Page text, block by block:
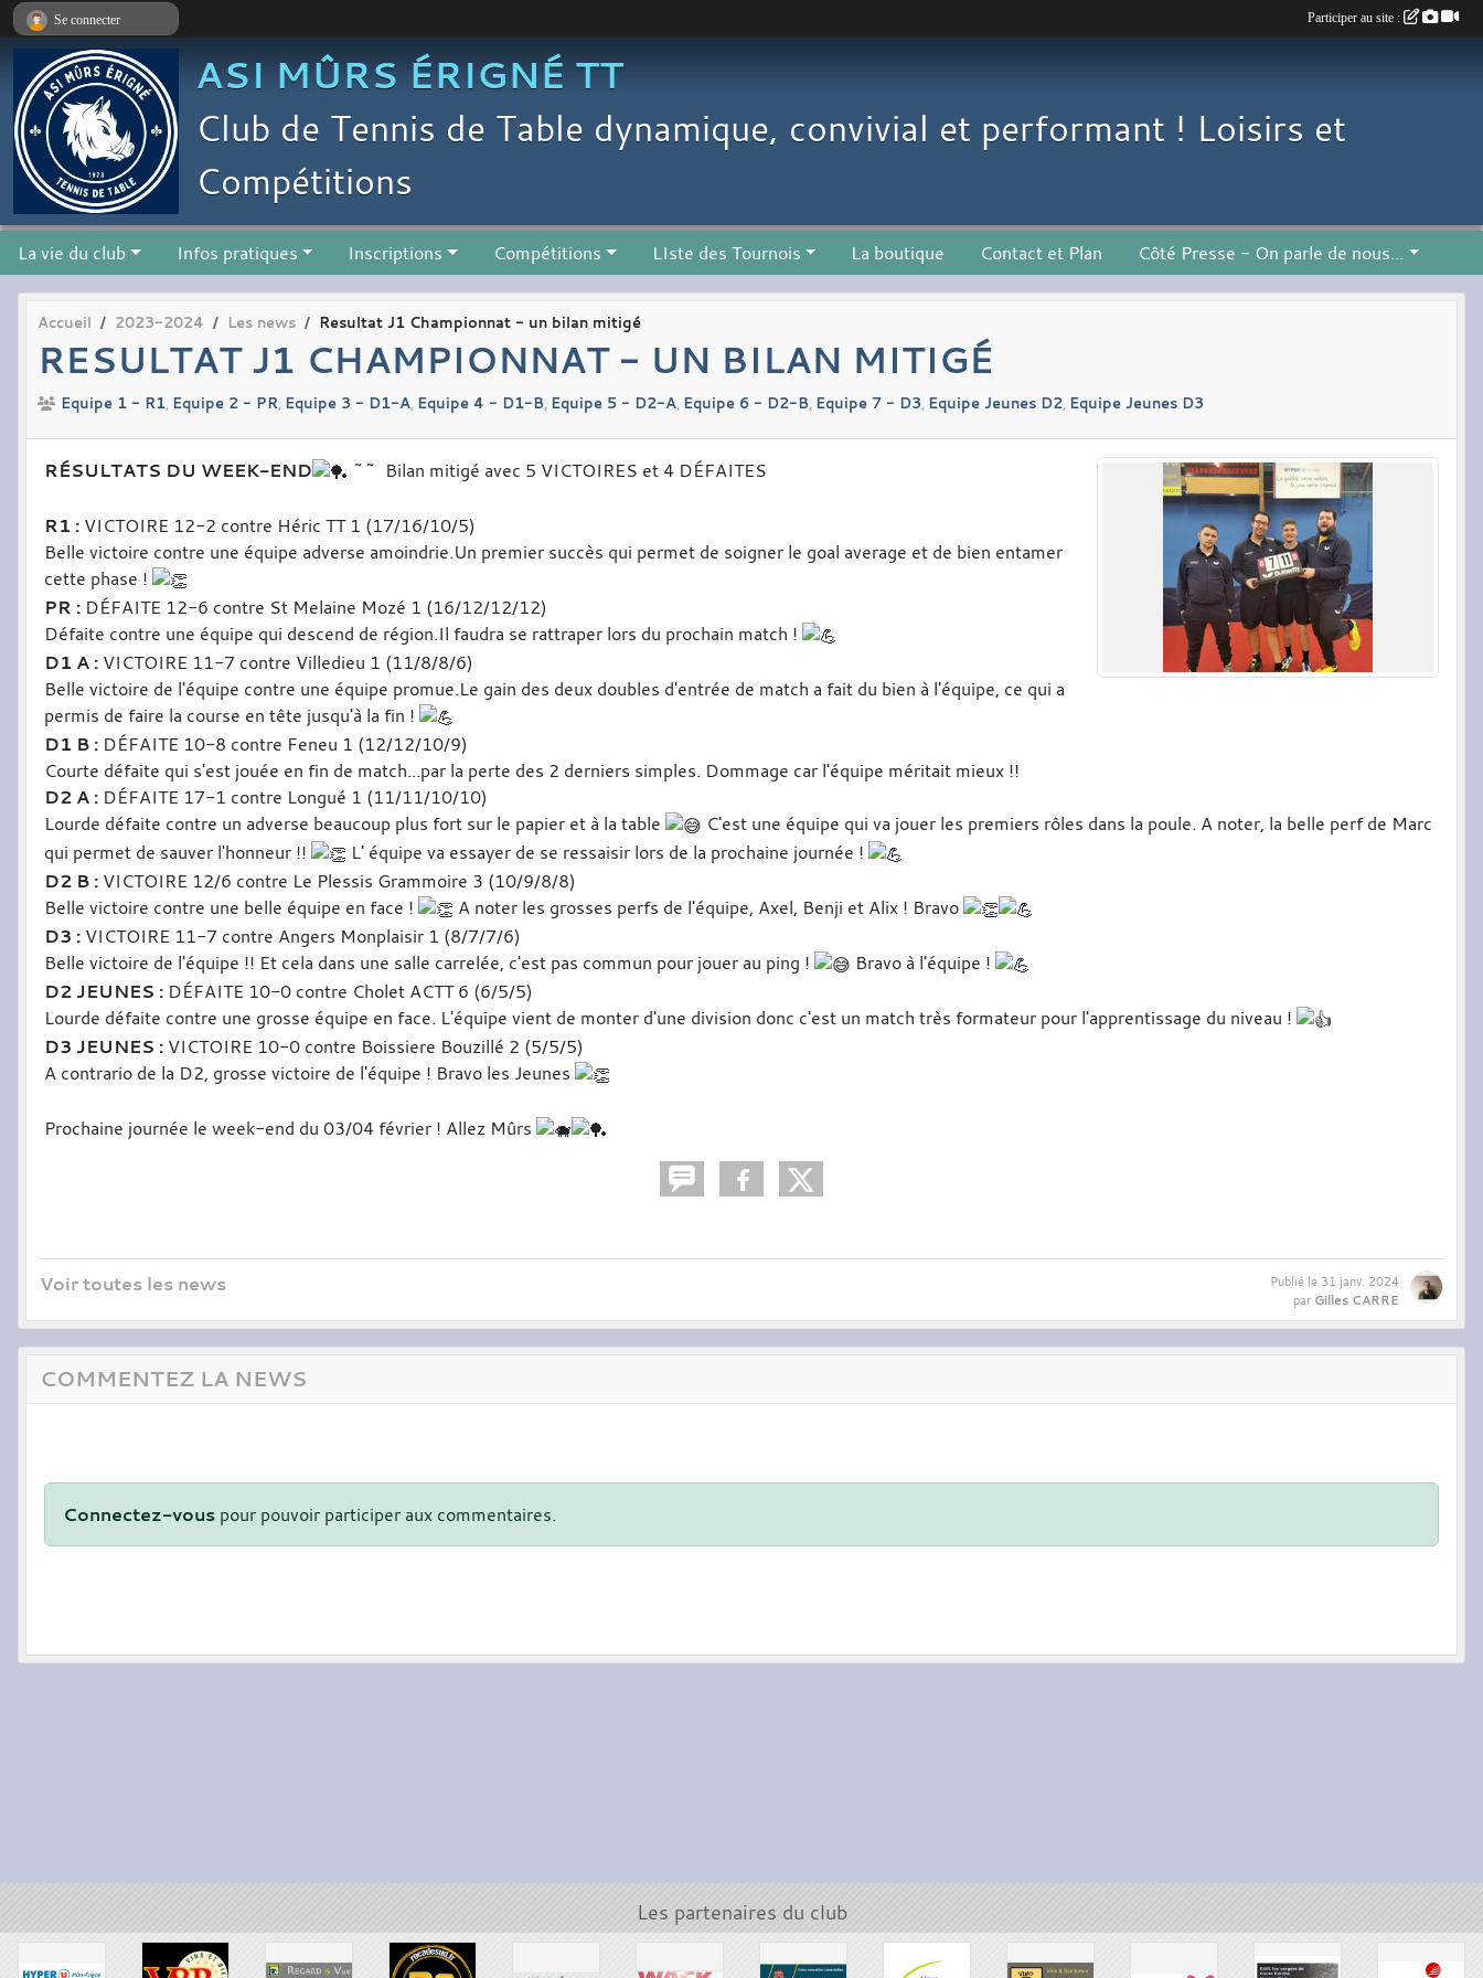
ASI MÛRS ÉRIGNÉ TT
Club de Tennis de Table dynamique, convivial et performant ! Loisirs et
Compétitions
La vie du club Infos pratiques Inscriptions Compétitions LIste des Tournois La boutique Contact et Plan Côté Presse - On parle de nous...
Accueil 2023-2024 Les news Resultat J1 Championnat - un bilan mitigé
RESULTAT J1 CHAMPIONNAT - UN BILAN MITIGÉ
Equipe 1 - R1 Equipe 2 - PR Equipe 3 - D1-A Equipe 4 - D1-B Equipe 5 - D2-A Equipe 6 - D2-B Equipe 7 - D3 Equipe Jeunes D2 Equipe Jeunes D3
RÉSULTATS DU WEEK-END ~~ Bilan mitigé avec 5 VICTOIRES et 4 DÉFAITES
R1 : VICTOIRE 12-2 contre Héric TT 1 (17/16/10/5)
Belle victoire contre une équipe adverse amoindrie.Un premier succès qui permet de soigner le goal average et de bien entamer
cette phase !
PR : DÉFAITE 12-6 contre St Melaine Mozé 1 (16/12/12/12)
Défaite contre une équipe qui descend de région.Il faudra se rattraper lors du prochain match !
D1 A : VICTOIRE 11-7 contre Villedieu 1 (11/8/8/6)
Belle victoire de l'équipe contre une équipe promue.Le gain des deux doubles d'entrée de match a fait du bien à l'équipe, ce qui a
permis de faire la course en tête jusqu'à la fin !
D1 B : DÉFAITE 10-8 contre Feneu 1 (12/12/10/9)
Courte défaite qui s'est jouée en fin de match...par la perte des 2 derniers simples. Dommage car l'équipe méritait mieux !!
D2 A : DÉFAITE 17-1 contre Longué 1 (11/11/10/10)
Lourde défaite contre un adverse beaucoup plus fort sur le papier et à la table
C'est une équipe qui va jouer les premiers rôles dans la poule. A noter, la belle perf de Marc
qui permet de sauver l'honneur !!
L' équipe va essayer de se ressaisir lors de la prochaine journée !
D2 B : VICTOIRE 12/6 contre Le Plessis Grammoire 3 (10/9/8/8)
Belle victoire contre une belle équipe en face !
A noter les grosses perfs de l'équipe, Axel, Benji et Alix ! Bravo
D3 : VICTOIRE 11-7 contre Angers Monplaisir 1 (8/7/7/6)
Belle victoire de l'équipe !! Et cela dans une salle carrelée, c'est pas commun pour jouer au ping !
Bravo à l'équipe !
D2 JEUNES : DÉFAITE 10-0 contre Cholet ACTT 6 (6/5/5)
Lourde défaite contre une grosse équipe en face. L'équipe vient de monter d'une division donc c'est un match très formateur pour l'apprentissage du niveau !
D3 JEUNES : VICTOIRE 10-0 contre Boissiere Bouzillé 2 (5/5/5)
A contrario de la D2, grosse victoire de l'équipe ! Bravo les Jeunes
Prochaine journée le week-end du 03/04 février ! Allez Mûrs
Voir toutes les news Publié le 31 janv. 2024
par Gilles CARRE
COMMENTEZ LA NEWS
Connectez-vous pour pouvoir participer aux commentaires.
Les partenaires du club
Se connecter Participer au site :
Panneau de gestion des cookies